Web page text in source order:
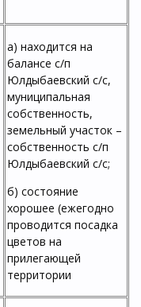
а) находится на
балансе с/п
Юлдыбаевский с/с,
муниципальная
собственность,
земельный участок –
собственность с/п
Юлдыбаевский с/с;
б) состояние
хорошее (ежегодно
проводится посадка
цветов на
прилегающей
территории